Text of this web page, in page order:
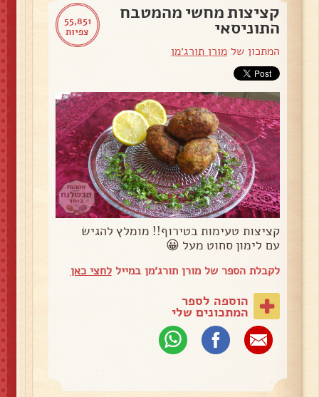
55,851
צפיות
קציצות מחשי מהמטבח
התוניסאי
המתכון שלמורן תורג׳מן
קציצות טעימות בטירוף!! מומלץ להגיש
עם לימון סחוט מעל 😀
לקבלת הספר של מורן תורג׳מן במייללחצי כאן
הוספה לספר
המתכונים שלי